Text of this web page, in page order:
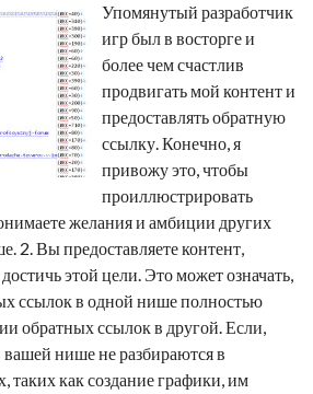
Упомянутый разработчик
игр был в восторге и
более чем счастлив
продвигать мой контент и
предоставлять обратную
ссылку. Конечно, я
привожу это, чтобы
проиллюстрировать
желания и амбиции других
2. Вы предоставляете контент,
этой цели. Это может означать,
ссылок в одной нише полностью
обратных ссылок в другой. Если,
нише не разбираются в
таких как создание графики, им